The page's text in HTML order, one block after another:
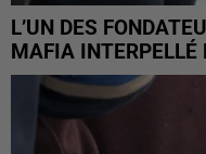
L’UN DES
MAFIA INTERPELLÉ